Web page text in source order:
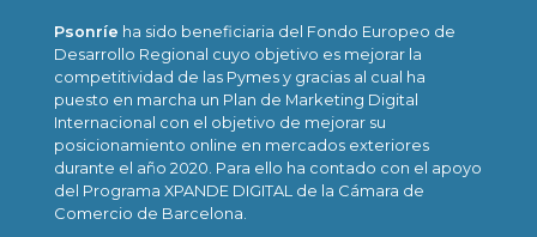
Psonríe ha sido beneficiaria del Fondo Europeo de
Desarrollo Regional cuyo objetivo es mejorar la
competitividad de las Pymes y gracias al cual ha
puesto en marcha un Plan de Marketing Digital
Internacional con el objetivo de mejorar su
posicionamiento online en mercados exteriores
durante el año 2020. Para ello ha contado con el apoyo
del Programa XPANDE DIGITAL de la Cámara de
Comercio de Barcelona.